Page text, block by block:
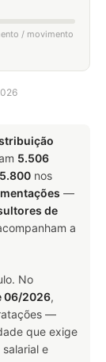
/ movimento
5.506
5.800 nos
—
de
a
No
06/2026,
—
que exige
e